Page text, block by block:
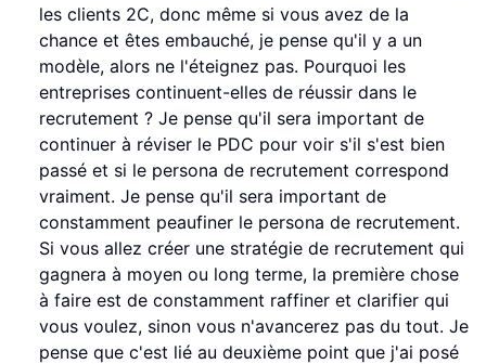
les clients 2C, donc même si vous avez de la
chance et êtes embauché, je pense qu'il y a un
modèle, alors ne l'éteignez pas. Pourquoi les
entreprises continuent-elles de réussir dans le
recrutement ? Je pense qu'il sera important de
continuer à réviser le PDC pour voir s'il s'est bien
passé et si le persona de recrutement correspond
vraiment. Je pense qu'il sera important de
constamment peaufiner le persona de recrutement.
Si vous allez créer une stratégie de recrutement qui
gagnera à moyen ou long terme, la première chose
à faire est de constamment raffiner et clarifier qui
vous voulez, sinon vous n'avancerez pas du tout. Je
pense que c'est lié au deuxième point que j'ai posé